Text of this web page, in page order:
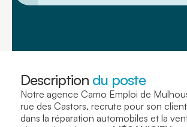
Description du poste
Notre agence Camo Emploi de
rue des Castors, recrute pour son
dans la réparation automobiles et la